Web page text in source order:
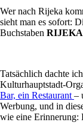
Wer nach Rijeka
sieht man es sofort:
Buchstaben
Tatsächlich dachte
Kulturhauptstadt-
Bar, ein Restaurant –
Werbung, und in
wie eine Erinnerung: